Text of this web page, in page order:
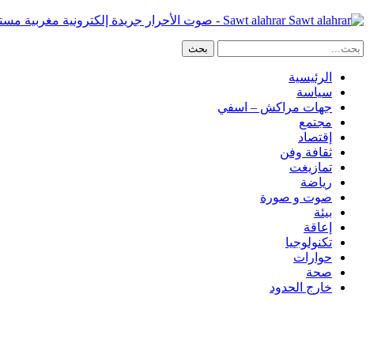
Sawt alahrar - صوت الأحرار جريدة إلكترونية مغربية مستقلة
الرئيسية
سياسة
جهات مراكش – اسفي
مجتمع
إقتصاد
ثقافة وفن
تمازيغت
رياضة
صوت و صورة
بيئة
إعاقة
تكنولوجيا
حوارات
صحة
خارج الحدود